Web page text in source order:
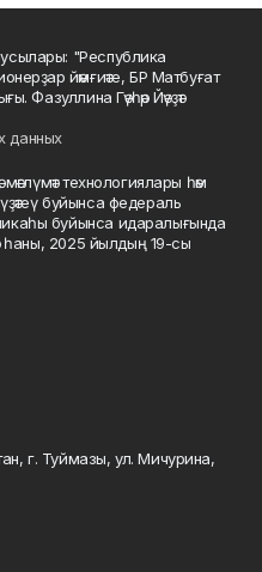
"Республика
йәмғиәте, БР Матбуғат
Фазуллина Гәүһәр Йәүҙәт
данных
технологиялары һәм
буйынса федераль
буйынса идаралығында
һаны, 2025 йылдың 19-сы
г. Туймазы, ул. Мичурина,